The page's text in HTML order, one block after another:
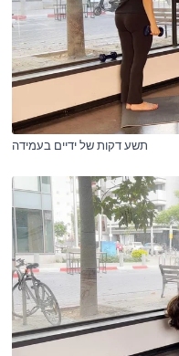
תשע דקות של ידיים בעמידה